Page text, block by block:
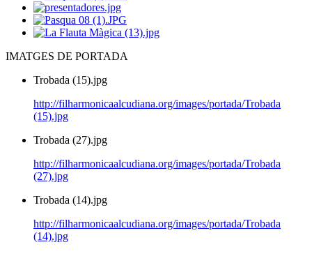
IMATGES DE PORTADA
Trobada (15).jpg
http://filharmonicaalcudiana.org/images/portada/Trobada
(15).jpg
Trobada (27).jpg
http://filharmonicaalcudiana.org/images/portada/Trobada
(27).jpg
Trobada (14).jpg
http://filharmonicaalcudiana.org/images/portada/Trobada
(14).jpg